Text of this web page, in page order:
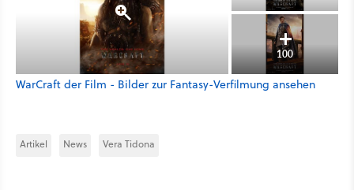
100
WarCraft der Film - Bilder zur Fantasy-Verfilmung ansehen
Artikel News Vera Tidona